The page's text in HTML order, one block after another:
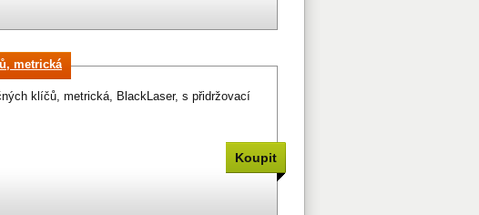
metrická
klíčů, metrická, BlackLaser, s přidržovací